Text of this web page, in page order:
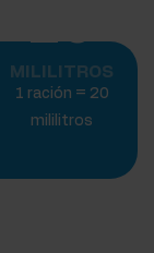
20
MILILITROS
1 ración = 20
mililitros